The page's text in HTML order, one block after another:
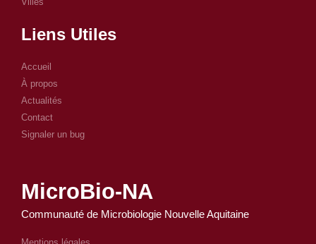
Liens Utiles
Accueil
À propos
Actualités
Contact
Signaler un bug
MicroBio-NA
Communauté de Microbiologie Nouvelle Aquitaine